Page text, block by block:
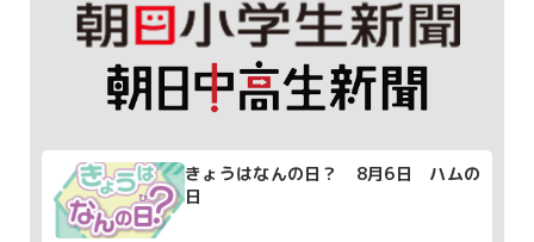
きょうはなんの日？ 8月6日 ハムの
日